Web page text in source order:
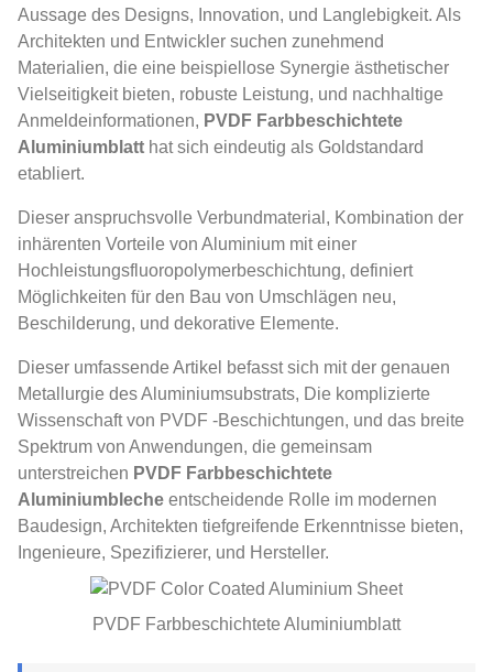
Aussage des Designs, Innovation, und Langlebigkeit. Als
Architekten und Entwickler suchen zunehmend
Materialien, die eine beispiellose Synergie ästhetischer
Vielseitigkeit bieten, robuste Leistung, und nachhaltige
Anmeldeinformationen, PVDF Farbbeschichtete
Aluminiumblatt hat sich eindeutig als Goldstandard
etabliert.
Dieser anspruchsvolle Verbundmaterial, Kombination der
inhärenten Vorteile von Aluminium mit einer
Hochleistungsfluoropolymerbeschichtung, definiert
Möglichkeiten für den Bau von Umschlägen neu,
Beschilderung, und dekorative Elemente.
Dieser umfassende Artikel befasst sich mit der genauen
Metallurgie des Aluminiumsubstrats, Die komplizierte
Wissenschaft von PVDF -Beschichtungen, und das breite
Spektrum von Anwendungen, die gemeinsam
unterstreichen PVDF Farbbeschichtete
Aluminiumbleche entscheidende Rolle im modernen
Baudesign, Architekten tiefgreifende Erkenntnisse bieten,
Ingenieure, Spezifizierer, und Hersteller.
PVDF Farbbeschichtete Aluminiumblatt